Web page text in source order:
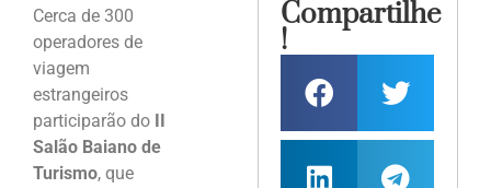
Cerca de 300
operadores de
viagem
estrangeiros
participarão do
Salão Baiano de
Turismo, que
Compartilhe
!